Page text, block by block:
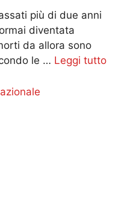
più di due anni
diventata
da allora sono
le … Leggi tutto